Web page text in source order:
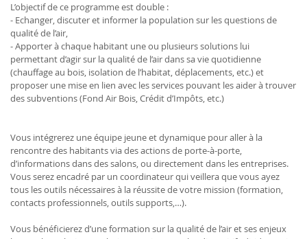
L’objectif de ce programme est double :
- Echanger, discuter et informer la population sur les questions de
qualité de l’air,
- Apporter à chaque habitant une ou plusieurs solutions lui
permettant d’agir sur la qualité de l’air dans sa vie quotidienne
(chauffage au bois, isolation de l’habitat, déplacements, etc.) et
proposer une mise en lien avec les services pouvant les aider à trouver
des subventions (Fond Air Bois, Crédit d’Impôts, etc.)
Vous intégrerez une équipe jeune et dynamique pour aller à la
rencontre des habitants via des actions de porte-à-porte,
d’informations dans des salons, ou directement dans les entreprises.
Vous serez encadré par un coordinateur qui veillera que vous ayez
tous les outils nécessaires à la réussite de votre mission (formation,
contacts professionnels, outils supports,…).
Vous bénéficierez d’une formation sur la qualité de l’air et ses enjeux